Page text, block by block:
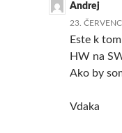
Andrej
23.
Este k
HW na
Ako by
Vdaka